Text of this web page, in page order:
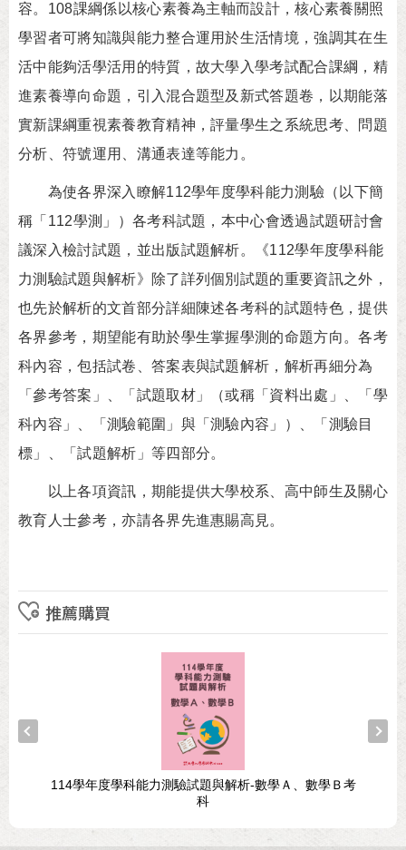
容。108課綱係以核心素養為主軸而設計，核心素養關照
學習者可將知識與能力整合運用於生活情境，強調其在生
活中能夠活學活用的特質，故大學入學考試配合課綱，精
進素養導向命題，引入混合題型及新式答題卷，以期能落
實新課綱重視素養教育精神，評量學生之系統思考、問題
分析、符號運用、溝通表達等能力。
為使各界深入瞭解112學年度學科能力測驗（以下簡
稱「112學測」）各考科試題，本中心會透過試題研討會
議深入檢討試題，並出版試題解析。《112學年度學科能
力測驗試題與解析》除了詳列個別試題的重要資訊之外，
也先於解析的文首部分詳細陳述各考科的試題特色，提供
各界參考，期望能有助於學生掌握學測的命題方向。各考
科內容，包括試卷、答案表與試題解析，解析再細分為
「參考答案」、「試題取材」（或稱「資料出處」、「學
科內容」、「測驗範圍」與「測驗內容」）、「測驗目
標」、「試題解析」等四部分。
以上各項資訊，期能提供大學校系、高中師生及關心
教育人士參考，亦請各界先進惠賜高見。
推薦購買
114學年度學科能力測驗試題與解析-數學Ａ、數學Ｂ考
科